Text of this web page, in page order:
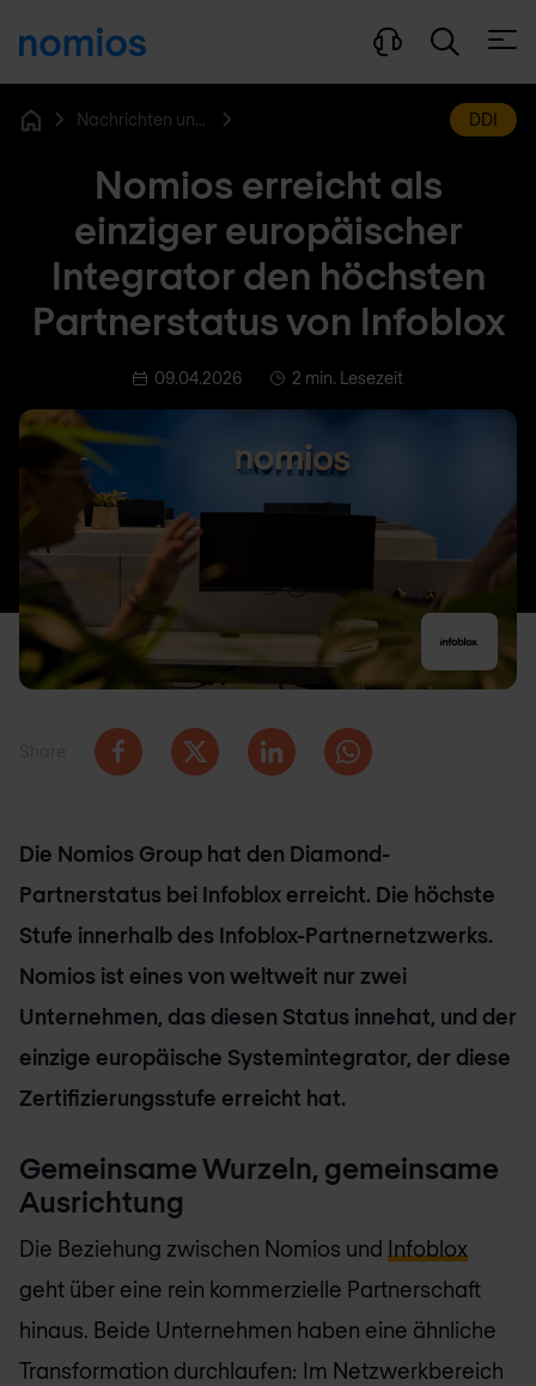
Nachrichten und Blog DDI
Nomios erreicht als
einziger europäischer
Integrator den höchsten
Partnerstatus von Infoblox
09.04.2026 2 min. Lesezeit
Die Nomios Group hat den Diamond-
Partnerstatus bei Infoblox erreicht. Die höchste
Stufe innerhalb des Infoblox-Partnernetzwerks.
Nomios ist eines von weltweit nur zwei
Unternehmen, das diesen Status innehat, und der
einzige europäische Systemintegrator, der diese
Zertifizierungsstufe erreicht hat.
Gemeinsame Wurzeln, gemeinsame
Ausrichtung
Die Beziehung zwischen Nomios und Infoblox
geht über eine rein kommerzielle Partnerschaft
hinaus. Beide Unternehmen haben eine ähnliche
Transformation durchlaufen: Im Netzwerkbereich